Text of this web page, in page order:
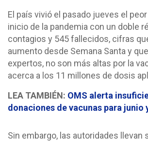
El país vivió el pasado jueves el peor
inicio de la pandemia con un doble
contagios y 545 fallecidos, cifras
aumento desde Semana Santa y
expertos, no son más altas por la
acerca a los 11 millones de dosis
LEA TAMBIÉN: OMS alerta
donaciones de vacunas para junio
Sin embargo, las autoridades llevan